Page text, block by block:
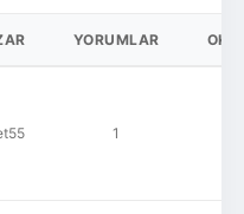
YORUMLAR
1